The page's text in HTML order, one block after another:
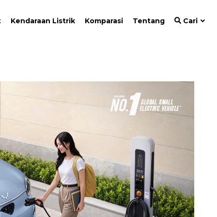
Kendaraan Listrik Komparasi Tentang Cari